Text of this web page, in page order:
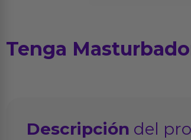
Tenga
Descripción del